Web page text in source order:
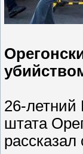
26-летний
штата
рассказал